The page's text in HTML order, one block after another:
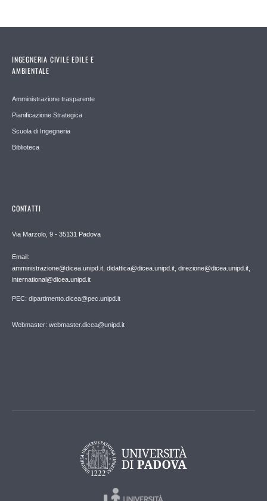
INGEGNERIA CIVILE EDILE E
AMBIENTALE
Amministrazione trasparente
Pianificazione Strategica
Scuola di Ingegneria
Biblioteca
CONTATTI
Via Marzolo, 9 - 35131 Padova
Email:
amministrazione@dicea.unipd.it, didattica@dicea.unipd.it, direzione@dicea.unipd.it,
international@dicea.unipd.it
PEC: dipartimento.dicea@pec.unipd.it
Webmaster: webmaster.dicea@unipd.it